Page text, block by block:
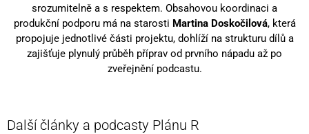
srozumitelně a s respektem. Obsahovou koordinaci a
produkční podporu má na starosti Martina Doskočilová, která
propojuje jednotlivé části projektu, dohlíží na strukturu dílů a
zajišťuje plynulý průběh příprav od prvního nápadu až po
zveřejnění podcastu.
Další články a podcasty Plánu R